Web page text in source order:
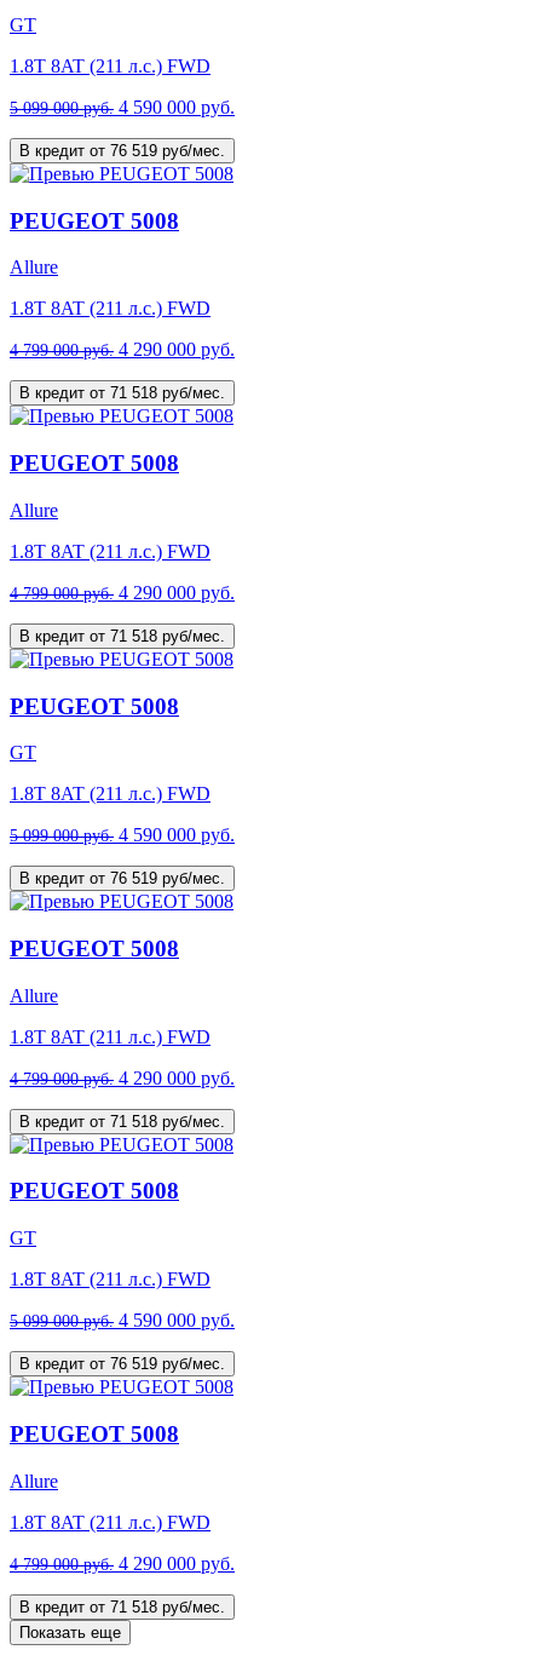
GT
1.8T 8AT (211 л.с.) FWD
5 099 000 руб. 4 590 000 руб.
В кредит от 76 519 руб/мес.
PEUGEOT 5008
Allure
1.8T 8AT (211 л.с.) FWD
4 799 000 руб. 4 290 000 руб.
В кредит от 71 518 руб/мес.
PEUGEOT 5008
Allure
1.8T 8AT (211 л.с.) FWD
4 799 000 руб. 4 290 000 руб.
В кредит от 71 518 руб/мес.
PEUGEOT 5008
GT
1.8T 8AT (211 л.с.) FWD
5 099 000 руб. 4 590 000 руб.
В кредит от 76 519 руб/мес.
PEUGEOT 5008
Allure
1.8T 8AT (211 л.с.) FWD
4 799 000 руб. 4 290 000 руб.
В кредит от 71 518 руб/мес.
PEUGEOT 5008
GT
1.8T 8AT (211 л.с.) FWD
5 099 000 руб. 4 590 000 руб.
В кредит от 76 519 руб/мес.
PEUGEOT 5008
Allure
1.8T 8AT (211 л.с.) FWD
4 799 000 руб. 4 290 000 руб.
В кредит от 71 518 руб/мес.
Показать еще